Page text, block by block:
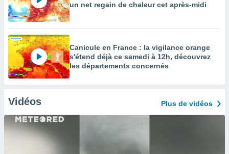
un net regain de chaleur cet après-midi
Canicule en France : la vigilance orange
s'étend déjà ce samedi à 12h, découvrez
les départements concernés
Vidéos Plus de vidéos